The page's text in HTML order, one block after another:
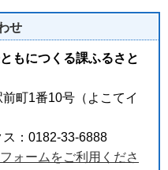
せ
もにつくる課ふるさと
町1番10号（よこてイ
：0182-33-6888
ォームをご利用くださ